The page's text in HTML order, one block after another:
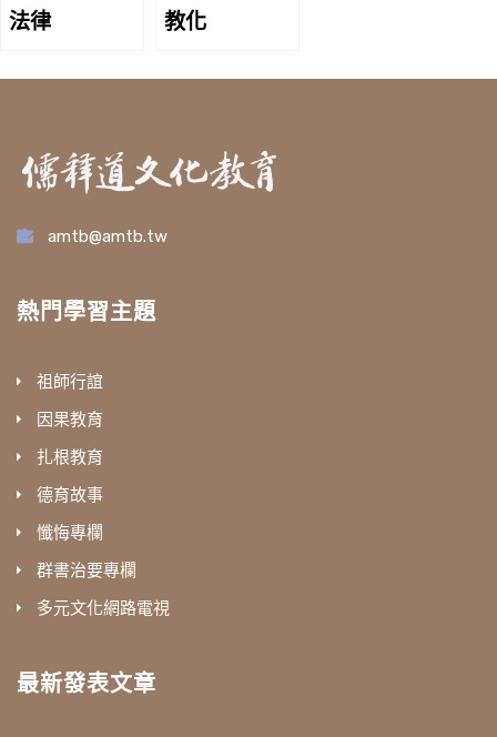
法律 教化
amtb@amtb.tw
熱門學習主題
祖師行誼
因果教育
扎根教育
德育故事
懺悔專欄
群書治要專欄
多元文化網路電視
最新發表文章